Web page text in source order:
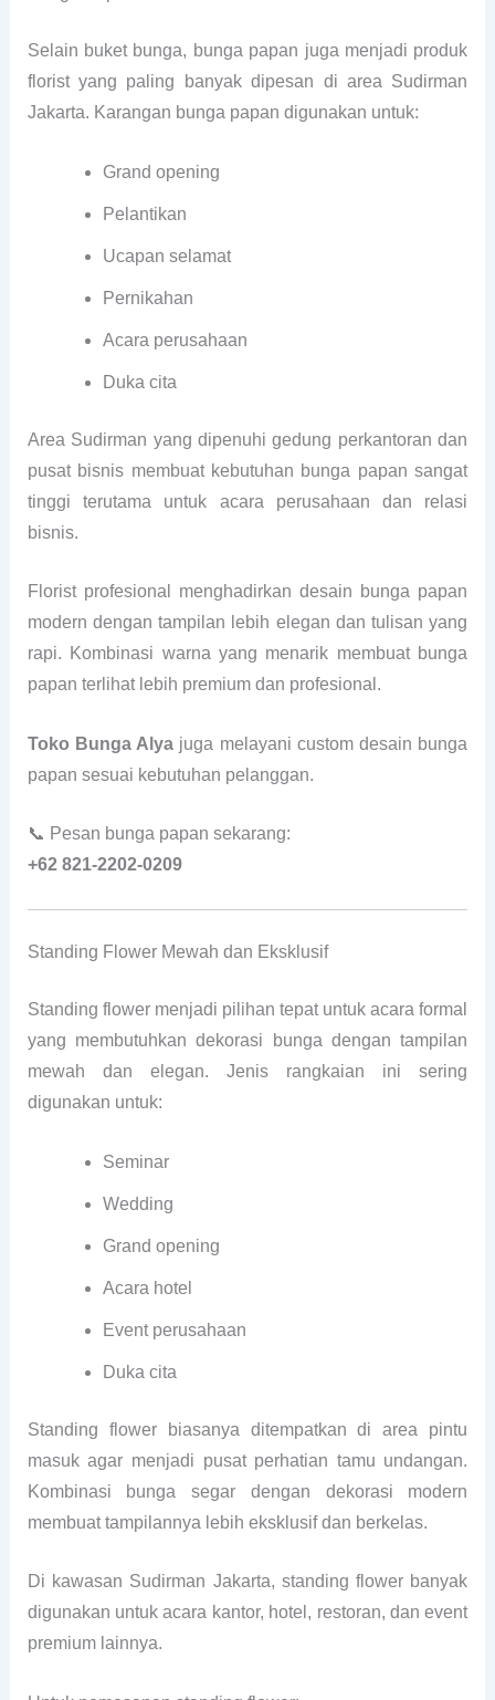
Selain buket bunga, bunga papan juga menjadi produk
florist yang paling banyak dipesan di area Sudirman
Jakarta. Karangan bunga papan digunakan untuk:
Grand opening
Pelantikan
Ucapan selamat
Pernikahan
Acara perusahaan
Duka cita
Area Sudirman yang dipenuhi gedung perkantoran dan
pusat bisnis membuat kebutuhan bunga papan sangat
tinggi terutama untuk acara perusahaan dan relasi
bisnis.
Florist profesional menghadirkan desain bunga papan
modern dengan tampilan lebih elegan dan tulisan yang
rapi. Kombinasi warna yang menarik membuat bunga
papan terlihat lebih premium dan profesional.
Toko Bunga Alya juga melayani custom desain bunga
papan sesuai kebutuhan pelanggan.
📞 Pesan bunga papan sekarang:
+62 821-2202-0209
Standing Flower Mewah dan Eksklusif
Standing flower menjadi pilihan tepat untuk acara formal
yang membutuhkan dekorasi bunga dengan tampilan
mewah dan elegan. Jenis rangkaian ini sering
digunakan untuk:
Seminar
Wedding
Grand opening
Acara hotel
Event perusahaan
Duka cita
Standing flower biasanya ditempatkan di area pintu
masuk agar menjadi pusat perhatian tamu undangan.
Kombinasi bunga segar dengan dekorasi modern
membuat tampilannya lebih eksklusif dan berkelas.
Di kawasan Sudirman Jakarta, standing flower banyak
digunakan untuk acara kantor, hotel, restoran, dan event
premium lainnya.